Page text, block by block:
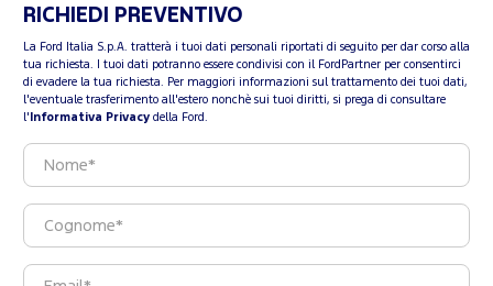
RICHIEDI PREVENTIVO
La Ford Italia S.p.A. tratterà i tuoi dati personali riportati di seguito per dar corso alla
tua richiesta. I tuoi dati potranno essere condivisi con il FordPartner per consentirci
di evadere la tua richiesta. Per maggiori informazioni sul trattamento dei tuoi dati,
l'eventuale trasferimento all'estero nonchè sui tuoi diritti, si prega di consultare
l' Informativa Privacy della Ford.